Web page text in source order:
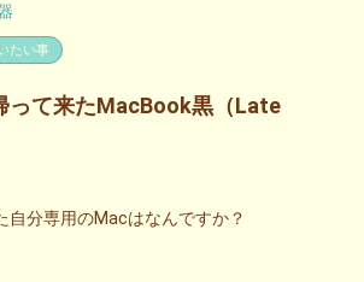
たい事
て来たMacBook黒（Late
自分専用のMacはなんですか？